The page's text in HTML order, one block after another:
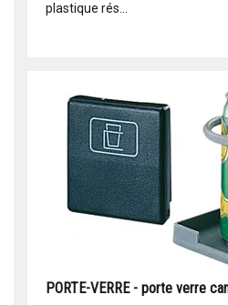
plastique rés...
PORTE-VERRE - porte verre